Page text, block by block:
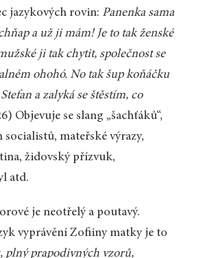
jazykových rovin: Panenka sama
a už ji mám! Je to tak ženské
ji tak chytit, společnost se
ohohó. No tak šup koňáčku
a zalyká se štěstím, co
Objevuje se slang „šachťáků“,
socialistů, mateřské výrazy,
židovský přízvuk,
atd.
je neotřelý a poutavý.
vyprávění Zofiiny matky je to
plný prapodivných vzorů,